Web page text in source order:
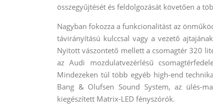
összegyűjtését és feldolgozását követően a
Nagyban fokozza a funkcionalitást az
távirányítású kulccsal vagy a vezető
Nyitott vászontető mellett a csomagtér 320
az Audi mozdulatvezérlésű
Mindezeken túl több egyéb high-end
Bang & Olufsen Sound System, az ülés-
kiegészített Matrix-LED fényszórók.